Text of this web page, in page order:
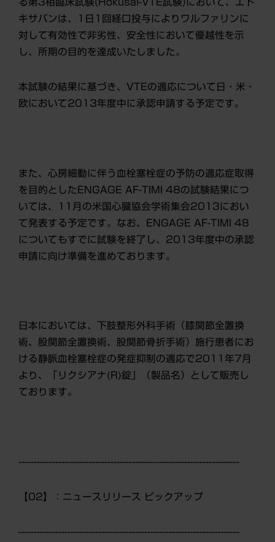
キサバンは、1日1回経口投与によりワルファリンに
対して有効性で非劣性、安全性において優越性を示
し、所期の目的を達成いたしました。
本試験の結果に基づき、VTEの適応について日・米・
欧において2013年度中に承認申請する予定です。
また、心房細動に伴う血栓塞栓症の予防の適応症取得
を目的としたENGAGE AF-TIMI 48の試験結果につ
いては、11月の米国心臓協会学術集会2013におい
て発表する予定です。なお、ENGAGE AF-TIMI 48
についてもすでに試験を終了し、2013年度中の承認
申請に向け準備を進めております。
日本においては、下肢整形外科手術（膝関節全置換
術、股関節全置換術、股関節骨折手術）施行患者にお
ける静脈血栓塞栓症の発症抑制の適応で2011年7月
より、「リクシアナ(R)錠」（製品名）として販売し
ております。
------------------------------------------------------------------------
【02】：ニュースリリース ピックアップ
------------------------------------------------------------------------